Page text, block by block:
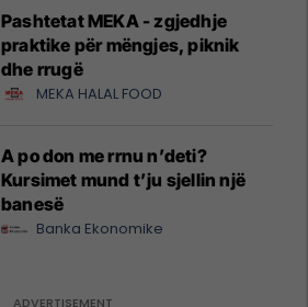
Pashtetat MEKA - zgjedhje
praktike për mëngjes, piknik
dhe rrugë
MEKA HALAL FOOD
A po don me rrnu n’deti?
Kursimet mund t’ju sjellin një
banesë
Banka Ekonomike